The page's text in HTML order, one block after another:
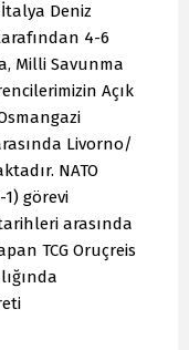
Deniz
4-6
Milli Savunma
Açık
Livorno/
NATO
1) görevi
arasında
TCG Oruçreis